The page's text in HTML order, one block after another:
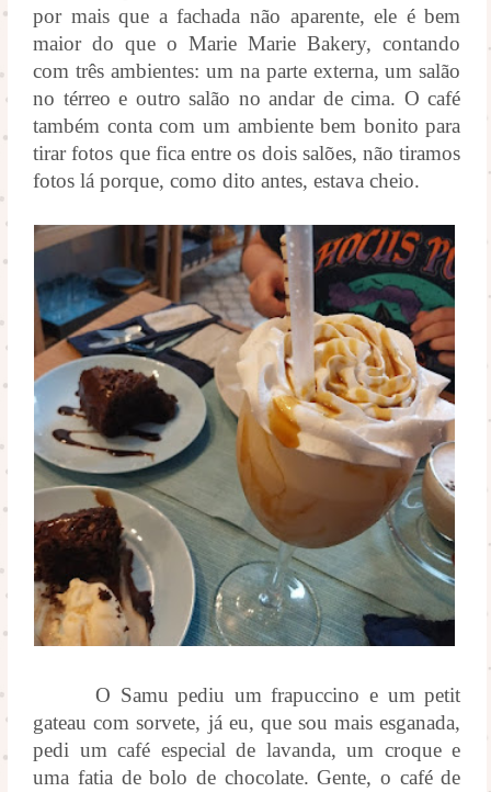
por mais que a fachada não aparente, ele é bem
maior do que o Marie Marie Bakery, contando
com três ambientes: um na parte externa, um salão
no térreo e outro salão no andar de cima. O café
também conta com um ambiente bem bonito para
tirar fotos que fica entre os dois salões, não tiramos
fotos lá porque, como dito antes, estava cheio.
O Samu pediu um frapuccino e um petit
gateau com sorvete, já eu, que sou mais esganada,
pedi um café especial de lavanda, um croque e
uma fatia de bolo de chocolate. Gente, o café de